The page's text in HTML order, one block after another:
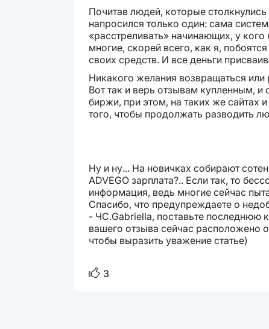
Почитав людей, которые
напросился только один: сама
«расстреливать» начинающих, у
многие, скорей всего, как я,
своих средств. И все деньги
Никакого желания возвращаться
Вот так и верь отзывам купленным,
биржи, при этом, на таких же сайтах
того, чтобы продолжать разводить
Ну и ну... На новичках собирают
ADVEGO зарплата?.. Если так, то
информация, ведь многие сейчас
Спасибо, что предупреждаете о
- ЧС.Gabriella, поставьте последнюю
вашего отзыва сейчас расположено
чтобы выразить уважение статье)
3